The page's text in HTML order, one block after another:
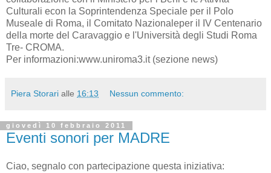
Culturali econ la Soprintendenza Speciale per il Polo
Museale di Roma, il Comitato Nazionaleper il IV Centenario
della morte del Caravaggio e l'Università degli Studi Roma
Tre- CROMA.
Per informazioni:www.uniroma3.it (sezione news)
Piera Storari alle 16:13 Nessun commento:
giovedì 10 febbraio 2011
Eventi sonori per MADRE
Ciao, segnalo con partecipazione questa iniziativa: